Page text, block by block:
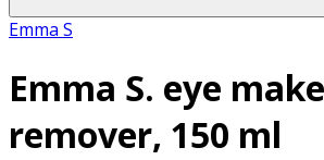
Emma S
Emma S. eye
remover, 150 ml